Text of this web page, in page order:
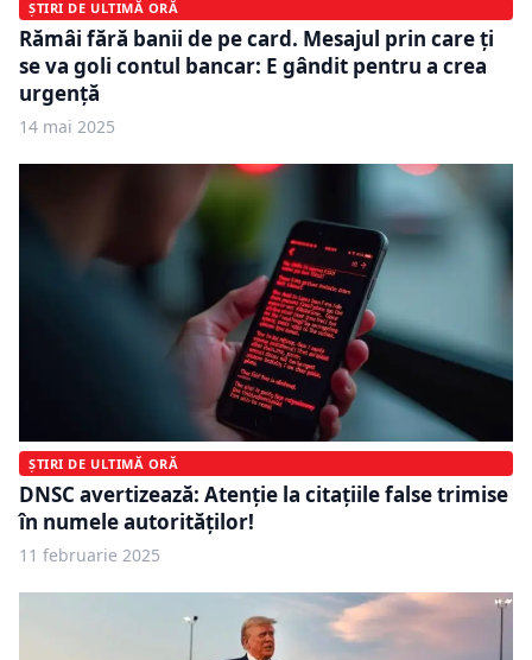
ȘTIRI DE ULTIMĂ ORĂ
Rămâi fără banii de pe card. Mesajul prin care ți
se va goli contul bancar: E gândit pentru a crea
urgență
14 mai 2025
ȘTIRI DE ULTIMĂ ORĂ
DNSC avertizează: Atenție la citațiile false trimise
în numele autorităților!
11 februarie 2025